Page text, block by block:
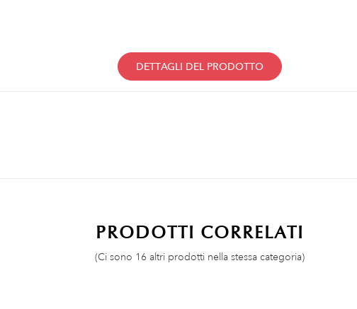
DETTAGLI DEL PRODOTTO
PRODOTTI CORRELATI
(Ci sono 16 altri prodotti nella stessa categoria)